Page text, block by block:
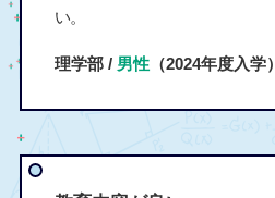
い。
理学部 / 男性（2024年度入学）